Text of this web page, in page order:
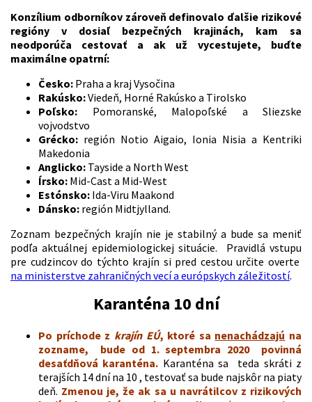
Konzílium odborníkov zároveň definovalo ďalšie rizikové
regióny v dosiaľ bezpečných krajinách, kam sa
neodporúča cestovať a ak už vycestujete, buďte
maximálne opatrní:
Česko: Praha a kraj Vysočina
Rakúsko:Viedeň, Horné Rakúsko a Tirolsko
Poľsko: Pomoranské, Malopoľské a Sliezske
vojvodstvo
Grécko: región Notio Aigaio, Ionia Nisia a Kentriki
Makedonia
Anglicko: Tayside a North West
Írsko: Mid-Cast a Mid-West
Estónsko: Ida-Viru Maakond
Dánsko: región Midtjylland.
Zoznam bezpečných krajín nie je stabilný a bude sa meniť
podľa aktuálnej epidemiologickej situácie. Pravidlá vstupu
pre cudzincov do týchto krajín si pred cestou určite overte
na ministerstve zahraničných vecí a európskych záležitostí.
Karanténa 10 dní
Po príchode z krajín EÚ, ktoré sa nenachádzajú na
zozname, bude od 1. septembra 2020 povinná
desaťdňová karanténa. Karanténa sa teda skráti z
terajších 14 dní na 10 , testovať sa bude najskôr na piaty
deň. Zmenou je, že ak sa u navrátilcov z rizikových